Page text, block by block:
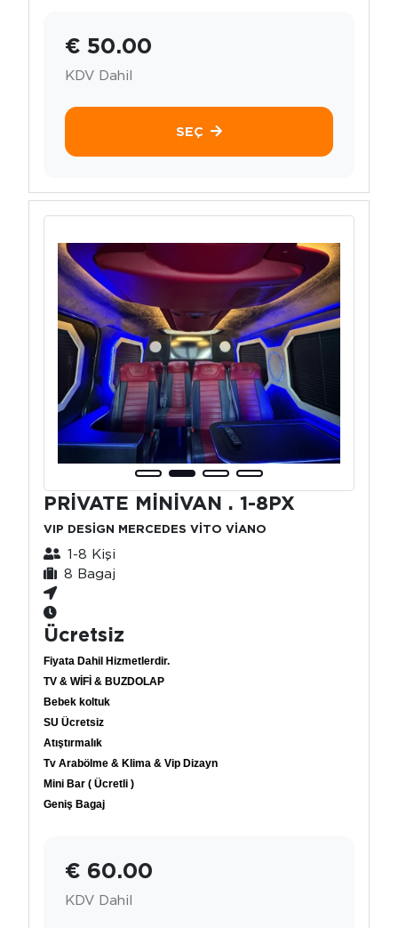
€ 50.00
KDV Dahil
SEÇ
PRİVATE MİNİVAN . 1-8PX
VIP DESİGN MERCEDES VİTO VİANO
1-8 Kişi
8 Bagaj
Ücretsiz
Fiyata Dahil Hizmetlerdir.
TV & WİFİ & BUZDOLAP
Bebek koltuk
SU Ücretsiz
Atıştırmalık
Tv Arabölme & Klima & Vip Dizayn
Mini Bar ( Ücretli )
Geniş Bagaj
€ 60.00
KDV Dahil